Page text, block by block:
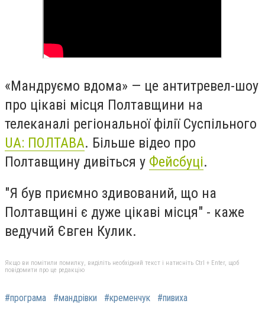
«Мандруємо вдома» — це антитревел-шоу
про цікаві місця Полтавщини на
телеканалі регіональної філії Суспільного
UA: ПОЛТАВА. Більше відео про
Полтавщину дивіться у Фейсбуці.
"Я був приємно здивований, що на
Полтавщині є дуже цікаві місця" - каже
ведучий Євген Кулик.
Якщо ви помітили помилку, виділіть необхідний текст і натисніть Ctrl + Enter, щоб
повідомити про це редакцію
#програма #мандрівки #кременчук #пивиха